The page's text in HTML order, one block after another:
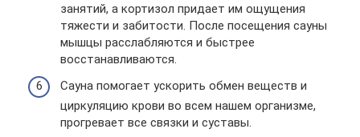
занятий, а кортизол придает им ощущения
тяжести и забитости. После посещения сауны
мышцы расслабляются и быстрее
восстанавливаются.
Сауна помогает ускорить обмен веществ и
циркуляцию крови во всем нашем организме,
прогревает все связки и суставы.